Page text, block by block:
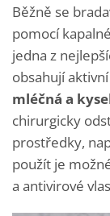
Běžně se
pomocí
jedna z
obsahují
mléčná a
chirurgicky
prostředky,
použít je
a antivirové